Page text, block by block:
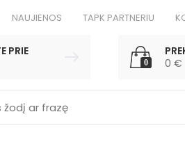
NAUJIENOS TAPK PARTNERIU
PRIE
0
0 €